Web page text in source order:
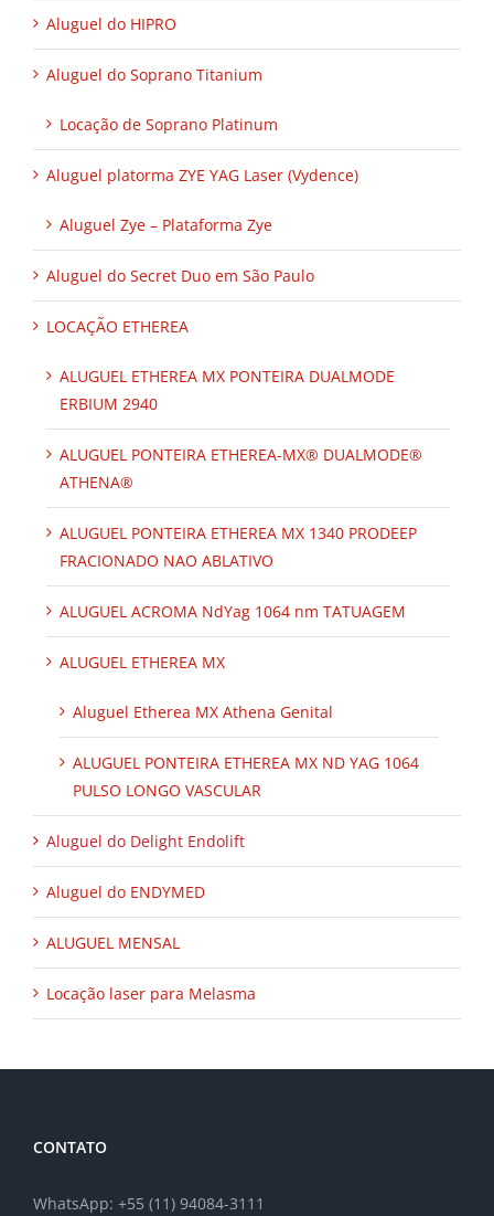
Aluguel do HIPRO
Aluguel do Soprano Titanium
Locação de Soprano Platinum
Aluguel platorma ZYE YAG Laser (Vydence)
Aluguel Zye – Plataforma Zye
Aluguel do Secret Duo em São Paulo
LOCAÇÃO ETHEREA
ALUGUEL ETHEREA MX PONTEIRA DUALMODE
ERBIUM 2940
ALUGUEL PONTEIRA ETHEREA-MX® DUALMODE®
ATHENA®
ALUGUEL PONTEIRA ETHEREA MX 1340 PRODEEP
FRACIONADO NAO ABLATIVO
ALUGUEL ACROMA NdYag 1064 nm TATUAGEM
ALUGUEL ETHEREA MX
Aluguel Etherea MX Athena Genital
ALUGUEL PONTEIRA ETHEREA MX ND YAG 1064
PULSO LONGO VASCULAR
Aluguel do Delight Endolift
Aluguel do ENDYMED
ALUGUEL MENSAL
Locação laser para Melasma
CONTATO
WhatsApp: +55 (11) 94084-3111